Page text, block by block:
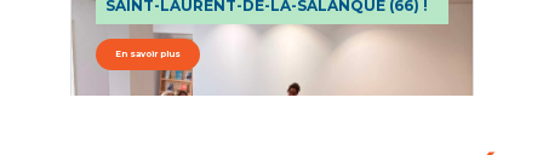
SAINT-LAURENT-DE-LA-SALANQUE (66) !
En savoir plus